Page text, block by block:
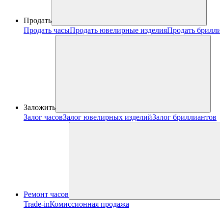
Продать
Продать часыПродать ювелирные изделияПродать
Заложить
Залог часовЗалог ювелирных изделийЗалог бриллиантов
Ремонт часов
Trade-inКомиссионная продажа